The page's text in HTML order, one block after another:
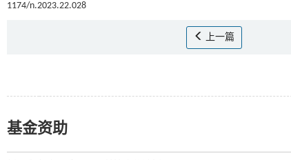
1174/n.2023.22.028
上一篇
基金资助